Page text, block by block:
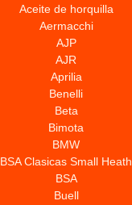
Aceite de horquilla
Aermacchi
AJP
AJR
Aprilia
Benelli
Beta
Bimota
BMW
BSA Clasicas Small Heath
BSA
Buell